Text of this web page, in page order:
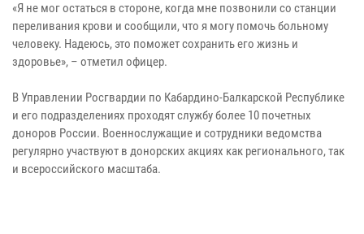
«Я не мог остаться в стороне, когда мне позвонили со станции
переливания крови и сообщили, что я могу помочь больному
человеку. Надеюсь, это поможет сохранить его жизнь и
здоровье», – отметил офицер.
В Управлении Росгвардии по Кабардино-Балкарской Республике
и его подразделениях проходят службу более 10 почетных
доноров России. Военнослужащие и сотрудники ведомства
регулярно участвуют в донорских акциях как регионального, так
и всероссийского масштаба.